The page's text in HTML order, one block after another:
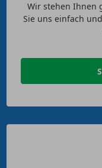
Wir stehen Ihnen
Sie uns einfach